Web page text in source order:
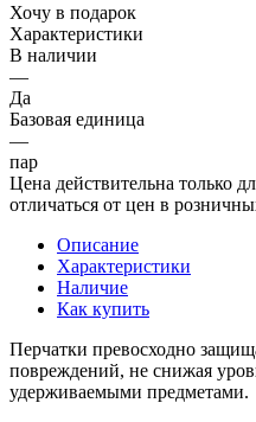
Хочу в подарок
Характеристики
В наличии
—
Да
Базовая единица
—
пар
Цена действительна только
отличаться от цен в
Описание
Характеристики
Наличие
Как купить
Перчатки превосходно
повреждений, не снижая
удерживаемыми предметами.